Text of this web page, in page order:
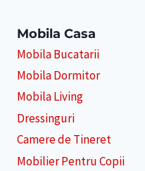
Mobila Casa
Mobila Bucatarii
Mobila Dormitor
Mobila Living
Dressinguri
Camere de Tineret
Mobilier Pentru Copii